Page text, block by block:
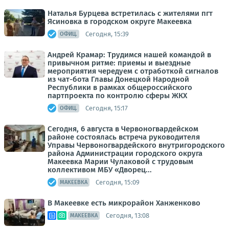
Наталья Бурцева встретилась с жителями пгт
Ясиновка в городском округе Макеевка
ОФИЦ. Сегодня, 15:39
Андрей Крамар: Трудимся нашей командой в
привычном ритме: приемы и выездные
мероприятия чередуем с отработкой сигналов
из чат-бота Главы Донецкой Народной
Республики в рамках общероссийского
партпроекта по контролю сферы ЖКХ
ОФИЦ. Сегодня, 15:17
Сегодня, 6 августа в Червоногвардейском
районе состоялась встреча руководителя
Управы Червоногвардейского внутригородского
района Администрации городского округа
Макеевка Марии Чулаковой с трудовым
коллективом МБУ «Дворец...
МАКЕЕВКА Сегодня, 15:09
В Макеевке есть микрорайон Ханженково
МАКЕЕВКА Сегодня, 13:08